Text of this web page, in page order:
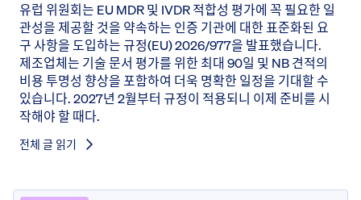
유럽 위원회는 EU MDR 및 IVDR 적합성 평가에 꼭 필요한 일
관성을 제공할 것을 약속하는 인증 기관에 대한 표준화된 요
구 사항을 도입하는 규정(EU) 2026/977을 발표했습니다.
제조업체는 기술 문서 평가를 위한 최대 90일 및 NB 견적의
비용 투명성 향상을 포함하여 더욱 명확한 일정을 기대할 수
있습니다. 2027년 2월부터 규정이 적용되니 이제 준비를 시
작해야 할 때다.
전체 글 읽기